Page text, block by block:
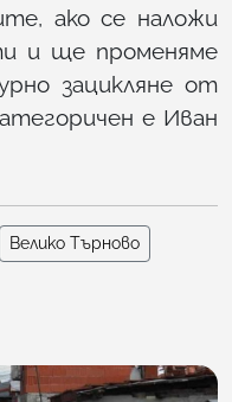
ако се наложи
и ще променяме
зацикляне от
е Иван
Велико Търново